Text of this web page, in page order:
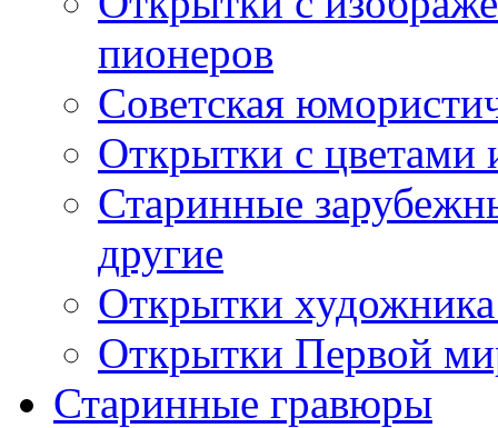
пионеров
Советская
Открытки с цветами
Старинные
другие
Открытки
Открытки Первой
Старинные гравюры